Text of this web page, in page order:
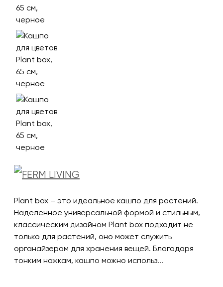
Plant box – это идеальное кашпо для растений.
Наделенное универсальной формой и стильным,
классическим дизайном Plant box подходит не
только для растений, оно может служить
органайзером для хранения вещей. Благодаря
тонким ножкам, кашпо можно использ...